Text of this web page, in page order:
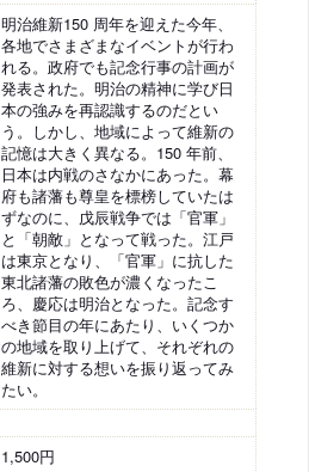
明治維新150 周年を迎えた今年、
各地でさまざまなイベントが行わ
れる。政府でも記念行事の計画が
発表された。明治の精神に学び日
本の強みを再認識するのだとい
う。しかし、地域によって維新の
記憶は大きく異なる。150 年前、
日本は内戦のさなかにあった。幕
府も諸藩も尊皇を標榜していたは
ずなのに、戊辰戦争では「官軍」
と「朝敵」となって戦った。江戸
は東京となり、「官軍」に抗した
東北諸藩の敗色が濃くなったこ
ろ、慶応は明治となった。記念す
べき節目の年にあたり、いくつか
の地域を取り上げて、それぞれの
維新に対する想いを振り返ってみ
たい。
1,500円